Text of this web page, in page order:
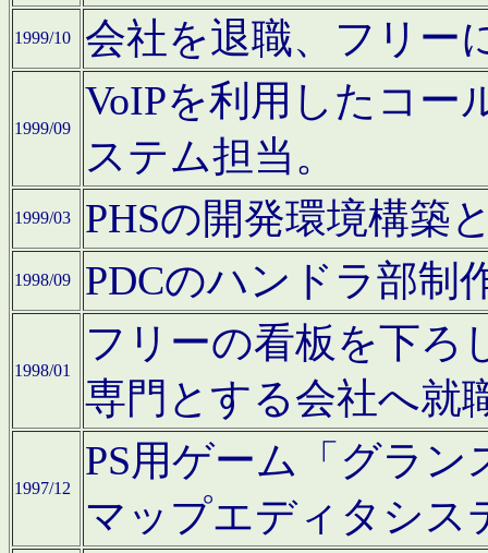
1999/10 会社を退職、フリー
1999/09
VoIPを利用したコー
ステム担当。
1999/03 PHSの開発環境構築
1998/09 PDCのハンドラ部制
1998/01
フリーの看板を下ろ
専門とする会社へ就
1997/12
PS用ゲーム「グラン
マップエディタシス